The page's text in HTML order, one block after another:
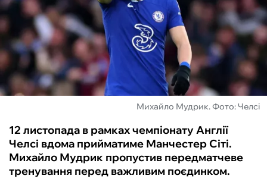
ФУТЗАЛ
ІНШІ
БУКМЕКЕРИ
Михайло Мудрик. Фото: Челсі
12 листопада в рамках чемпіонату Англії
Челсі вдома прийматиме Манчестер Сіті.
Михайло Мудрик пропустив передматчеве
тренування перед важливим поєдинком.